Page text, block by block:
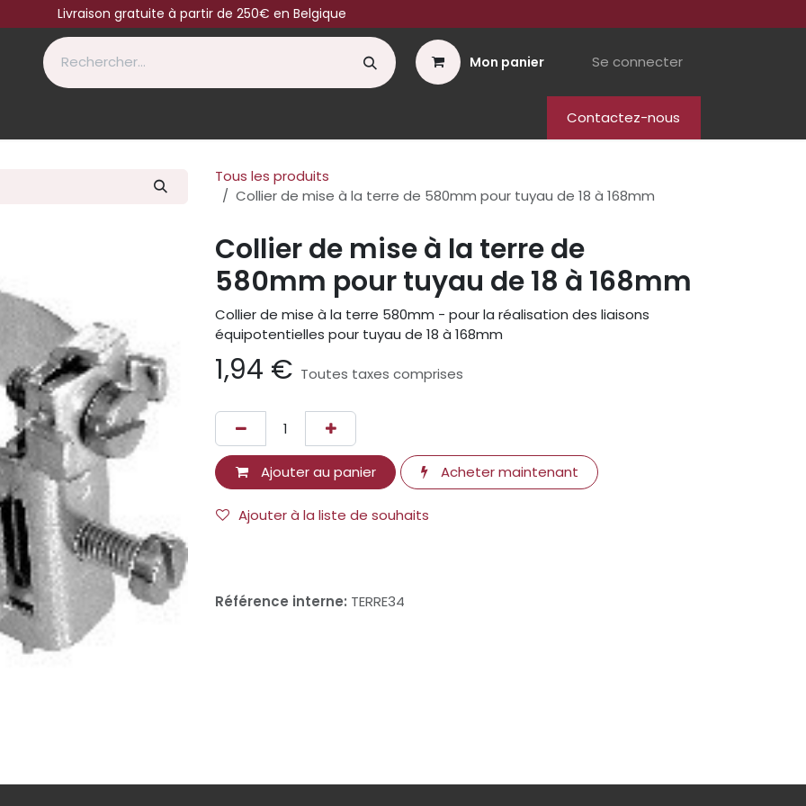
Livraison gratuite à partir de 250€ en Belgique
Mon panier Se connecter
Contactez-nous
Tous les produits
Collier de mise à la terre de 580mm pour tuyau de 18 à 168mm
Collier de mise à la terre de
580mm pour tuyau de 18 à 168mm
Collier de mise à la terre 580mm - pour la réalisation des liaisons
équipotentielles pour tuyau de 18 à 168mm
1,94 € Toutes taxes comprises
Ajouter au panier Acheter maintenant
Ajouter à la liste de souhaits
Référence interne: TERRE34